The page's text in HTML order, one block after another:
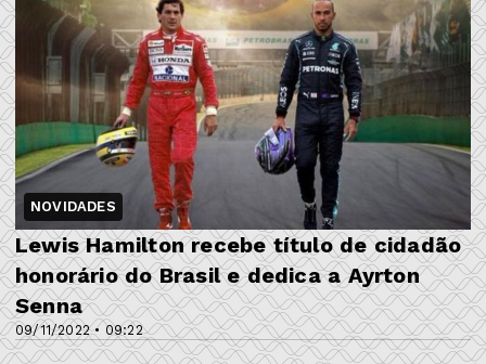
NOVIDADES
09/11/2022 • 09:22
Lewis Hamilton recebe título de cidadão
honorário do Brasil e dedica a Ayrton
Senna